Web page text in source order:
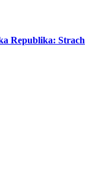
Republika: Strach